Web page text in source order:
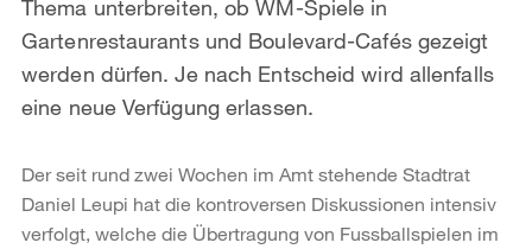
Thema unterbreiten, ob WM-Spiele in
Gartenrestaurants und Boulevard-Cafés gezeigt
werden dürfen. Je nach Entscheid wird allenfalls
eine neue Verfügung erlassen.
Der seit rund zwei Wochen im Amt stehende Stadtrat
Daniel Leupi hat die kontroversen Diskussionen intensiv
verfolgt, welche die Übertragung von Fussballspielen im